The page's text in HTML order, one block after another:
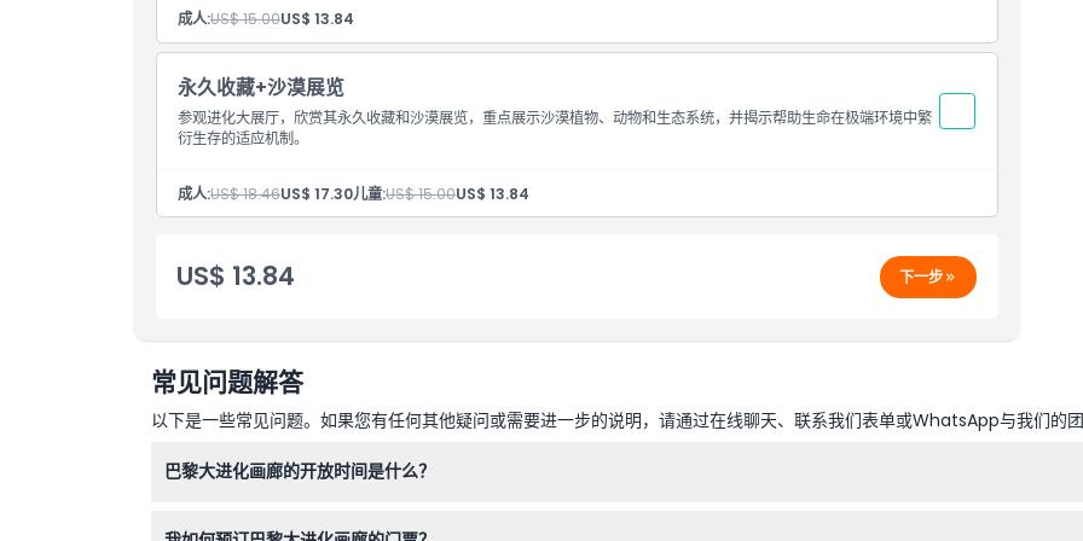
取消政策
成人:US$ 15.00US$ 13.84
永久收藏+沙漠展览
参观进化大展厅，欣赏其永久收藏和沙漠展览，重点展示沙漠植物、动物和生态系统，并揭示帮助生命在极端环境中繁
衍生存的适应机制。
成人:US$ 18.46US$ 17.30儿童:US$ 15.00US$ 13.84
US$ 13.84 下一步
常见问题解答
以下是一些常见问题。如果您有任何其他疑问或需要进一步的说明，请通过在线聊天、联系我们表单或WhatsApp与我们的团
巴黎大进化画廊的开放时间是什么？